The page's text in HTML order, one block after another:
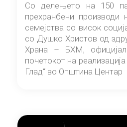
Со делењето на 150
прехранбени производи
семејства со висок
со Душко Христов од
Храна – БХМ,
почетокот на
Глад“ во Општина Центар